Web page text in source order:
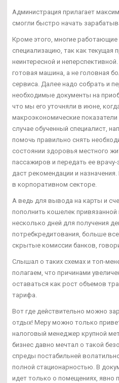
Администрация прилагает
смогли быстро начать
Кроме этого, многие работающие
специализацию, так как текущая
неинтересной и
готовая машина, а не головная
сервиса. Далее надо собрать и
необходимые документы на
что мы его уточняли в июне,
макроэкономические
случае обученный специалист,
помочь правильно снять
состоянии здоровья местного
пассажиров и передать ее
даст рекомендации и
в корпоративном секторе.
А ведь для вывода на карты и
пополнить кошелек
несколько дней для получения
потребкредитования, больше
скрытые комиссии банков,
Слышал о таких схемах и топ-
полагаем, что причинами
оставаться как рост объемов
тарифа.
Вот где действительно можно
отдых! Меру можно только
налоговый менеджер крупной
бизнес давно мечтал о такой
спреды постабильней
полной стационарностью. В
идет только о помещениях,